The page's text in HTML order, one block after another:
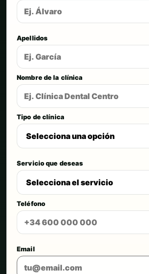
Apellidos
Nombre de la clínica
Tipo de clínica
Servicio que deseas
Teléfono
Email